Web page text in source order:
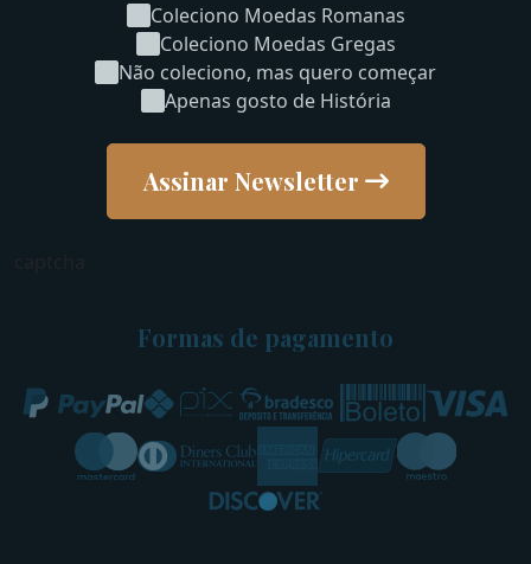
Coleciono Moedas Romanas
Coleciono Moedas Gregas
Não coleciono, mas quero começar
Apenas gosto de História
Assinar Newsletter
Formas de pagamento